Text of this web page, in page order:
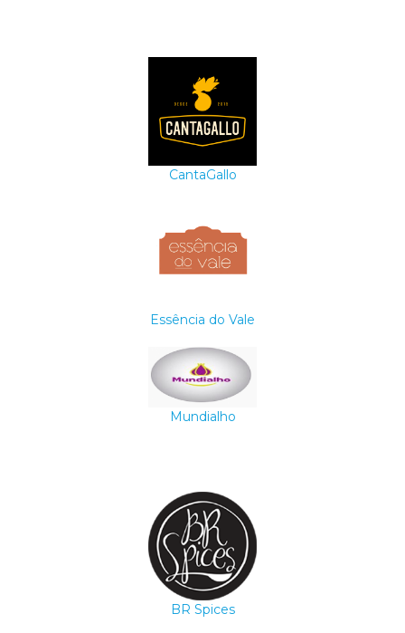
CantaGallo
Essência do Vale
Mundialho
BR Spices